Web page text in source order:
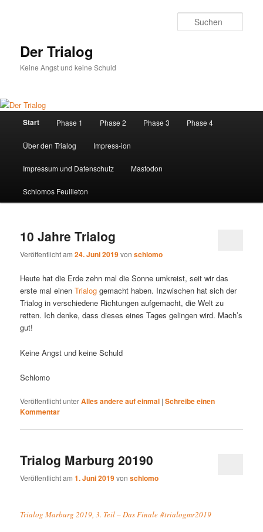
Der Trialog
Keine Angst und keine Schuld
Hauptmenü
Start Phase 1 Phase 2 Phase 3 Phase 4
Über den Trialog Impress-ion
Impressum und Datenschutz Mastodon
Schlomos Feuilleton
10 Jahre Trialog
Veröffentlicht am24. Juni 2019vonschlomo
Heute hat die Erde zehn mal die Sonne umkreist, seit wir das
erste mal einenTrialog gemacht haben. Inzwischen hat sich der
Trialog in verschiedene Richtungen aufgemacht, die Welt zu
retten. Ich denke, dass dieses eines Tages gelingen wird. Mach’s
gut!
Keine Angst und keine Schuld
Schlomo
Veröffentlicht unterAlles andere auf einmal |Schreibe einen
Kommentar
Trialog Marburg 20190
Veröffentlicht am1. Juni 2019vonschlomo
Trialog Marburg 2019, 3. Teil – Das Finale #trialogmr2019